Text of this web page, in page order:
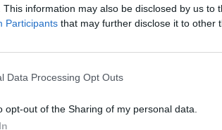
This information may also be disclosed by us to
Participants that may further disclose it to other
Data Processing Opt Outs
opt-out of the Sharing of my personal data.